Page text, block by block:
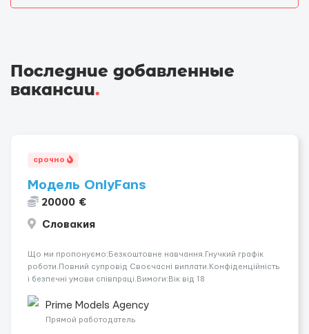
Последние добавленные
вакансии.
срочно
Модель OnlyFans
20000 €
Словакия
Що ми пропонуємо:Безкоштовне навчання.Гнучкий графік
роботи.Повний супровід Своєчасні виплати.Конфіденційність
і безпечні умови співпраці.Вимоги:Вік від 18
розвиватися.Досвід не обов’язковий.Якщо вас зацікавила
вакансія — залишайте відгук, і ми зв’яжемося ...
Prime Models Agency
Прямой работодатель